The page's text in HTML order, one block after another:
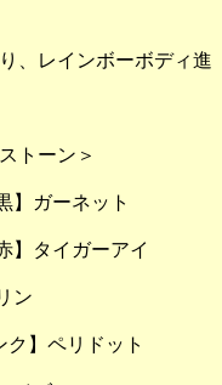
、レインボーボディ進
トーン＞
】ガーネット
】タイガーアイ
ン
ク】ペリドット